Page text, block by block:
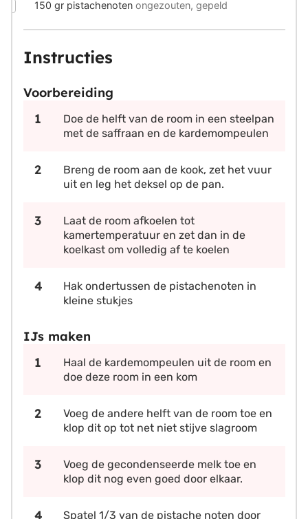
150 gr pistachenoten ongezouten, gepeld
Instructies
Voorbereiding
Doe de helft van de room in een steelpan
met de saffraan en de kardemompeulen
Breng de room aan de kook, zet het vuur
uit en leg het deksel op de pan.
Laat de room afkoelen tot
kamertemperatuur en zet dan in de
koelkast om volledig af te koelen
Hak ondertussen de pistachenoten in
kleine stukjes
IJs maken
Haal de kardemompeulen uit de room en
doe deze room in een kom
Voeg de andere helft van de room toe en
klop dit op tot net niet stijve slagroom
Voeg de gecondenseerde melk toe en
klop dit nog even goed door elkaar.
Spatel 1/3 van de pistache noten door